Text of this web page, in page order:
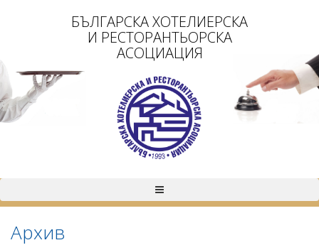
БЪЛГАРСКА ХОТЕЛИЕРСКА
И РЕСТОРАНТЬОРСКА
АСОЦИАЦИЯ
Архив